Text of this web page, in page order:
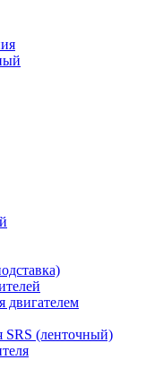
двигателем
SRS (ленточный)